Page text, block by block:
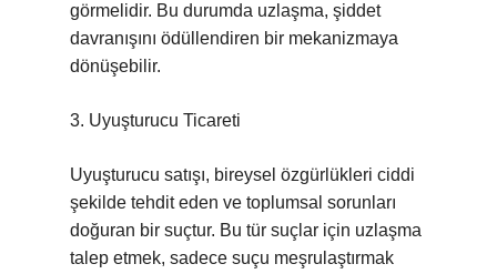
görmelidir. Bu durumda uzlaşma, şiddet
davranışını ödüllendiren bir mekanizmaya
dönüşebilir.
3. Uyuşturucu Ticareti
Uyuşturucu satışı, bireysel özgürlükleri ciddi
şekilde tehdit eden ve toplumsal sorunları
doğuran bir suçtur. Bu tür suçlar için uzlaşma
talep etmek, sadece suçu meşrulaştırmak